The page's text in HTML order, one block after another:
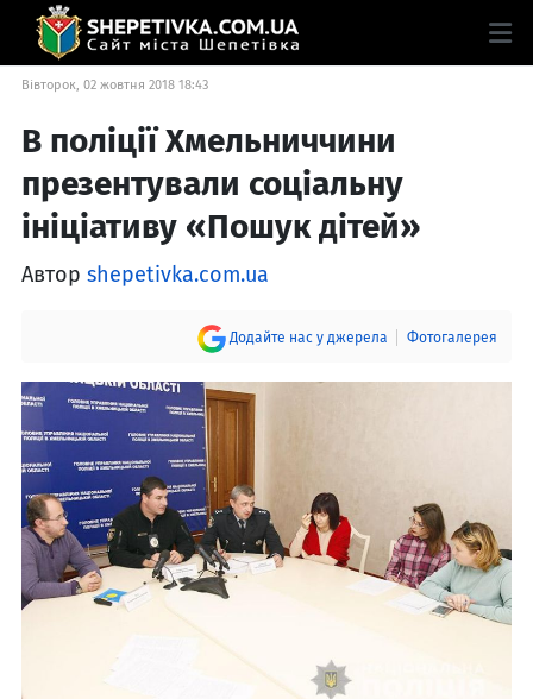
Вівторок, 02 жовтня 2018 18:43
В поліції Хмельниччини
презентували соціальну
ініціативу «Пошук дітей»
Автор shepetivka.com.ua
Додайте нас у джерела Фотогалерея